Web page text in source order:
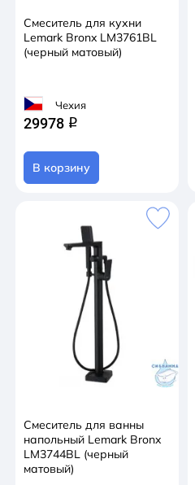
Смеситель для кухни
Lemark Bronx LM3761BL
(черный матовый)
Чехия
29978 q
В корзину
Смеситель для ванны
напольный Lemark Bronx
LM3744BL (черный
матовый)